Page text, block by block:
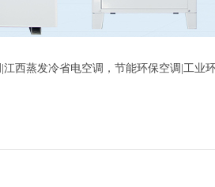
江西蒸发冷省电空调，节能环保空调|工业